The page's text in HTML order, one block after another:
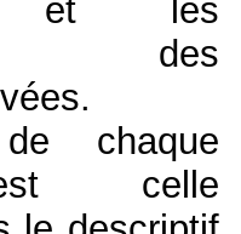
et les
des
chaque
celle